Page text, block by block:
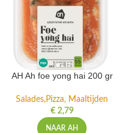
AH Ah foe yong hai 200 gr
Salades,Pizza, Maaltijden
€2,79
NAAR AH